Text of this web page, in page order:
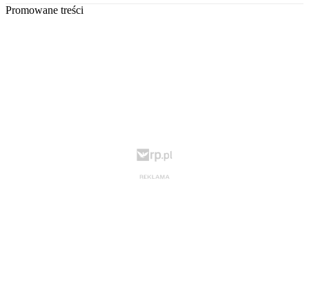
Promowane treści